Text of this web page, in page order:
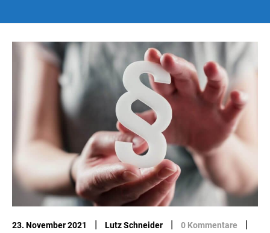
23. November 2021 | Lutz Schneider | 0 Kommentare |